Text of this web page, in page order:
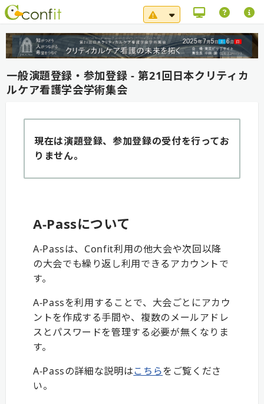
システムメンテナンス
一般演題登録・参加登録 - 第21回日本クリティカ
ルケア看護学会学術集会
現在は演題登録、参加登録の受付を行ってお
りません。
A-Passについて
A-Passは、Confit利用の他大会や次回以降
の大会でも繰り返し利用できるアカウントで
す。
A-Passを利用することで、大会ごとにアカウ
ントを作成する手間や、複数のメールアドレ
スとパスワードを管理する必要が無くなりま
す。
A-Passの詳細な説明はこちらをご覧くださ
い。